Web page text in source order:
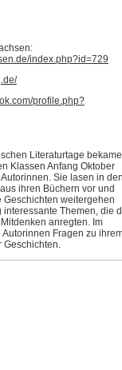
index.php?id=729
profile.php?
Literaturtage
Klassen Anfang Oktober
Sie lasen in den
ihren Büchern vor und
Geschichten weitergehen
Themen, die
anregten. Im
Fragen zu
Geschichten.